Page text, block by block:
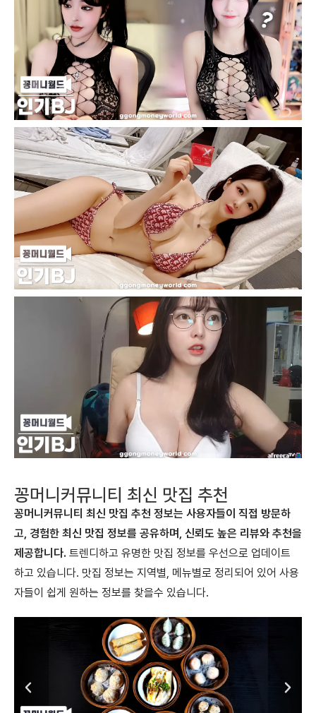
꽁머니커뮤니티 최신 맛집 추천
꽁머니커뮤니티 최신 맛집 추천 정보는 사용자들이 직접 방문하
고, 경험한 최신 맛집 정보를 공유하며, 신뢰도 높은 리뷰와 추천을
제공합니다. 트렌디하고 유명한 맛집 정보를 우선으로 업데이트
하고 있습니다. 맛집 정보는 지역별, 메뉴별로 정리되어 있어 사용
자들이 쉽게 원하는 정보를 찾을수 있습니다.